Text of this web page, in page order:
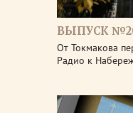
ВЫПУСК
От Токмакова
Радио к